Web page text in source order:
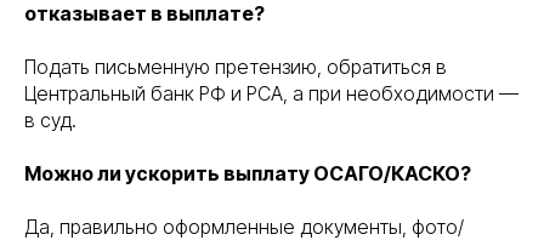
отказывает в выплате?
Подать письменную претензию, обратиться в
Центральный банк РФ и РСА, а при необходимости —
в суд.
Можно ли ускорить выплату ОСАГО/КАСКО?
Да, правильно оформленные документы, фото/